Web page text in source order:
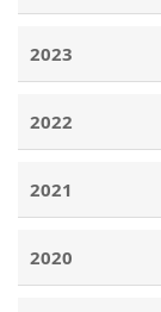
2023
2022
2021
2020